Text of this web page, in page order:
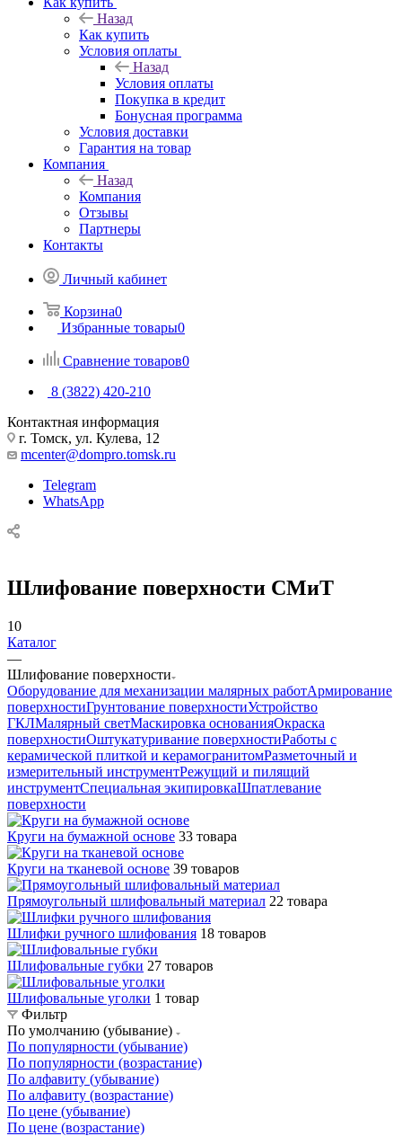
Назад
Как купить
Условия оплаты
Назад
Условия оплаты
Покупка в кредит
Бонусная программа
Условия доставки
Гарантия на товар
Компания
Назад
Компания
Отзывы
Партнеры
Контакты
Личный кабинет
Корзина0
Избранные товары0
Сравнение товаров0
8 (3822) 420-210
Контактная информация
г. Томск, ул. Кулева, 12
mcenter@dompro.tomsk.ru
Telegram
WhatsApp
Шлифование поверхности СМиТ
10
Каталог
—
Шлифование поверхности
Оборудование для механизации малярных работАрмирование
поверхностиГрунтование поверхностиУстройство
ГКЛМалярный светМаскировка основанияОкраска
поверхностиОштукатуривание поверхностиРаботы с
керамической плиткой и керамогранитомРазметочный и
измерительный инструментРежущий и пилящий
инструментСпециальная экипировкаШпатлевание
поверхности
Круги на бумажной основе 33 товара
Круги на тканевой основе 39 товаров
Прямоугольный шлифовальный материал 22 товара
Шлифки ручного шлифования 18 товаров
Шлифовальные губки 27 товаров
Шлифовальные уголки 1 товар
Фильтр
По умолчанию (убывание)
По популярности (убывание)
По популярности (возрастание)
По алфавиту (убывание)
По алфавиту (возрастание)
По цене (убывание)
По цене (возрастание)